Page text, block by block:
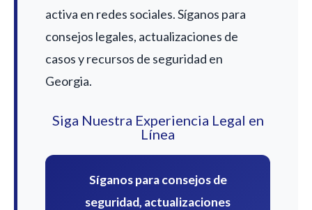
activa en redes sociales. Síganos para
consejos legales, actualizaciones de
casos y recursos de seguridad en
Georgia.
Siga Nuestra Experiencia Legal en
Línea
Síganos para consejos de
seguridad, actualizaciones